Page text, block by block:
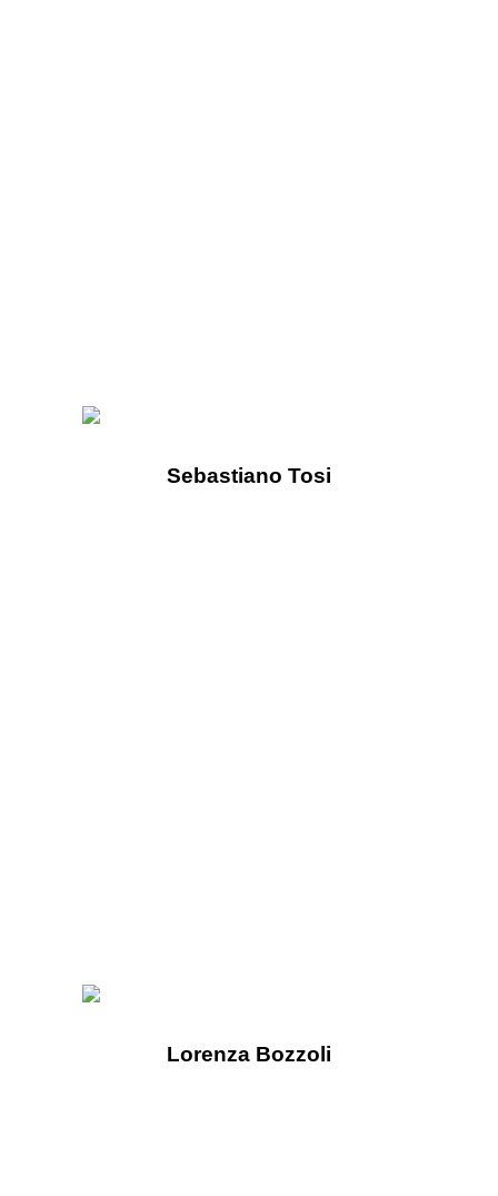
Sebastiano Tosi
Lorenza Bozzoli